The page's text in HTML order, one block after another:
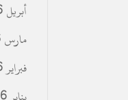
أبريل 2026
مارس 2026
فبراير 2026